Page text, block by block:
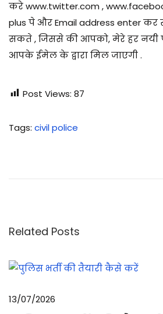
करे www.twitter.com ,
plus पे और Email address enter कर
सकते , जिससे की आपको, मेरे हर नयी
आपके ईमेल के द्वारा मिल जाएगी .
Post Views: 87
Tags: civil police
m
N
Related Posts
13/07/2026